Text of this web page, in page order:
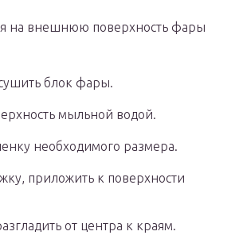
на внешнюю поверхность фары
блок фары.
мыльной водой.
необходимого размера.
приложить к поверхности
от центра к краям.